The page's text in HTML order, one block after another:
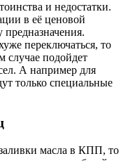
и недостатки.
в её ценовой
переключаться, то
случае подойдет
А например для
только специальные
масла в КПП, то